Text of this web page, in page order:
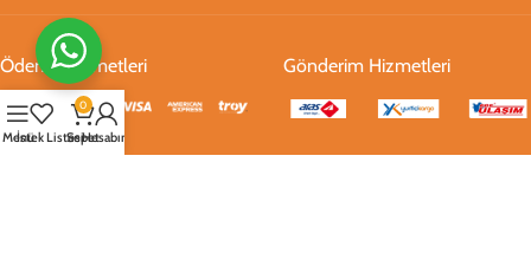
Ödeme Hizmetleri Gönderim Hizmetleri
Menüİstek Listesi
0
SepetHesabım